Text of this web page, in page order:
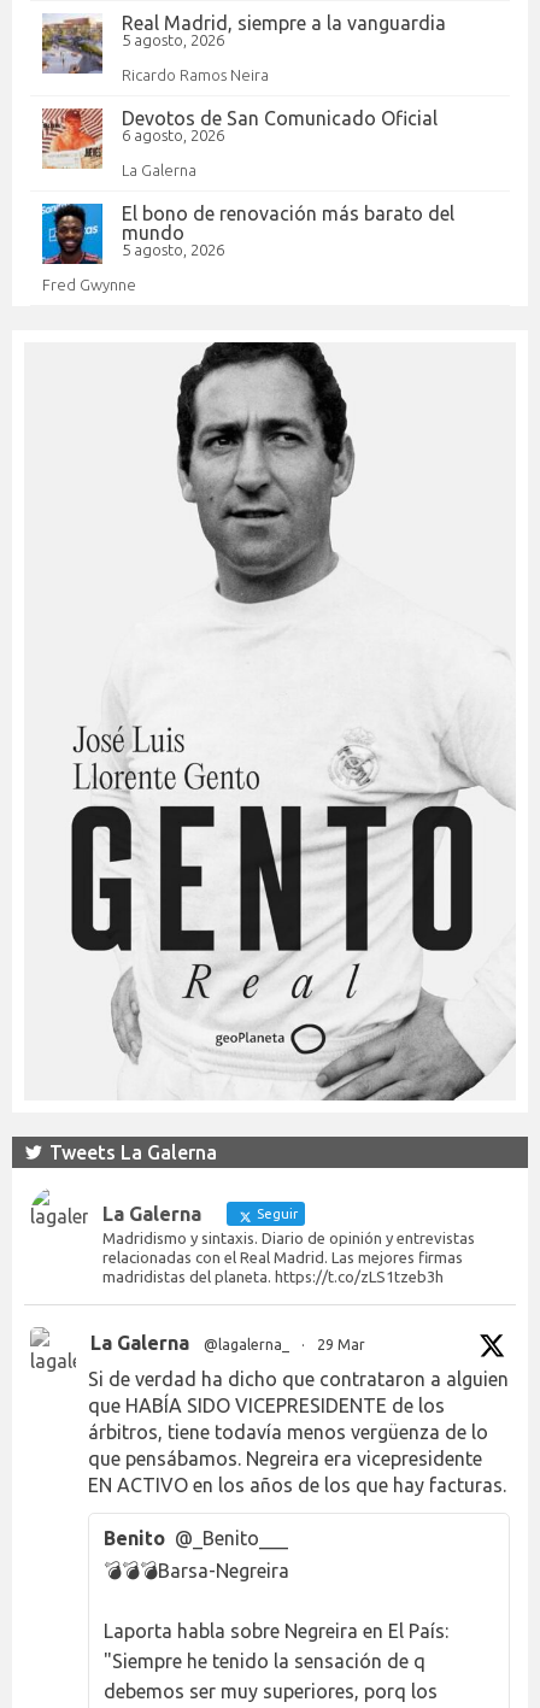
Real Madrid, siempre a la vanguardia
5 agosto, 2026
Ricardo Ramos Neira
Devotos de San Comunicado Oficial
6 agosto, 2026
La Galerna
El bono de renovación más barato del
mundo
5 agosto, 2026
Fred Gwynne
Tweets La Galerna
La Galerna Seguir
Madridismo y sintaxis. Diario de opinión y entrevistas
relacionadas con el Real Madrid. Las mejores firmas
madridistas del planeta. https://t.co/zLS1tzeb3h
La Galerna @lagalerna_ · 29 Mar
Si de verdad ha dicho que contrataron a alguien
que HABÍA SIDO VICEPRESIDENTE de los
árbitros, tiene todavía menos vergüenza de lo
que pensábamos. Negreira era vicepresidente
EN ACTIVO en los años de los que hay facturas.
Benito @_Benito___
💣💣💣Barsa-Negreira
Laporta habla sobre Negreira en El País:
"Siempre he tenido la sensación de q
debemos ser muy superiores, porq los